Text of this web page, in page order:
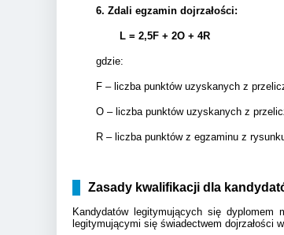
6. Zdali egzamin dojrzałości:
L = 2,5F + 2O + 4R
gdzie:
F – liczba punktów uzyskanych z
O – liczba punktów uzyskanych z
R – liczba punktów z egzaminu z
Zasady kwalifikacji dla
Kandydatów legitymujących się dyplomem
legitymującymi się świadectwem dojrzałości